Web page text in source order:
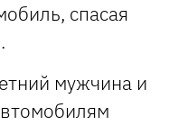
спасая
мужчина и